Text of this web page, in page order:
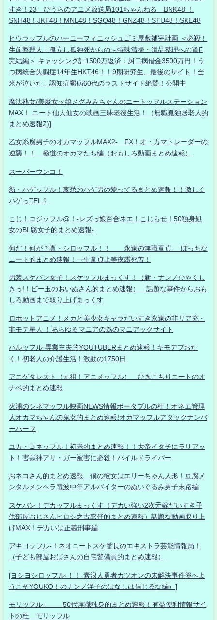
すき！23 ひうらのアニメ放送局101ちゃんねる BNK48 ！
SNH48！JKT48！MNL48！SGO48！GNZ48！STU48！SKE48
ヒウラッフルのハーニーフィニッシュゴミ屋敷補完計画 ＜必殺！
生前整理人！孤立し孤独死からの～特殊清掃・遺品整理への道F
完結編＞ キャッシング計1500万返済：厨二病借金3500万円！う
つ病統合失調症14年生HKT46！！9期研究生、最後のサイト！全
米が泣いた！認知症鬱病60代のラストサイト絶賛！公開中
魔法熟女/美魔女ッ娘メグみみちゃんのニートッフルステーション
MAX！ ニート仙人仙女の映画三昧老後生活！（無職孤独居老人的
まとめ速報Z)]
乙女系腐男子のオカマッフルMAX2- FX！オ・カマトレーダーの
逆襲！！ 極道のオカマたち編（おもしろ動画まとめ速報）
スーパーウンコ！
新・ハゲッフル！哀愁のハゲ男の髪ってるまとめ速報！！激しく
ハゲっTEL？
こじ！コジッフル@！-レズっ娘百合ネエ！こじらせ！50独身処
女のBL腐女子的まとめ速報-
何だ！何が？真・シロッフル！！ 永遠の無職童貞- ぼっちな
ニート的まとめ速報！一生童貞上等夜露死苦！
男装スケバン女子！スケッフルまっくす！（新・ナンノひゃくし
きっ!！ビー玉のおいぬさん的まとめ速報） 話題な事件からおも
しろ動画まで取り上げまっくす
ロボットアニメ！メカと美少女キャラだいすき永遠の非リア充・
非モテ星人 ！あらゆるマニアの為のマニアックサイト
ハルッフル-専業主夫的YOUTUBERまとめ速報！キモデブおた
く！初老人の介護生活！激動の1750日
アニゲタレスト（元祖！アニメッフル） ひきこもりニートのオ
ナベ的まとめ速報
火浦のシネマッフル映画NEWS情報ポータブルの杜！オネエ管理
人オカマちゃんの鬼女的まとめ速報!オカマッフルアタックナンバ
ーハーフ
ユカ・ヨネッフル！初老的まとめ速報！！大帝イタチにラリアッ
ト！害獣神アリ・ガー被害に必殺！パイルドライバー
おネコさん的まとめ速報 僕の彼女はエリーちゃん人形！豆腐メ
ンタルメンヘラ電波中年アルバイターのぬいぐるみ男子末路編
スケバン！デカッフルまっくす（デカい強い2次元嫁だいすき子
供部屋おじさんヒロシ之古惑仔的まとめ速報）話題な動画取り上
げMAX！デカいは正義刑事編
アキヨッフル-！ネオニートスケ番長のエキストラ芸能情報局！
（子ども部屋おばさんの自宅警備員的まとめ速報）
[ヨシヨシロッフル-！！-素浪人勇者カツオンの未解決事件簿へよ
うこそYOUKO！のナンノ洋子のはなしは信じるな編）]
モリッフル！ 50代無職独身的まとめ速報！有益便利情報サイ
トの杜 モリッフル